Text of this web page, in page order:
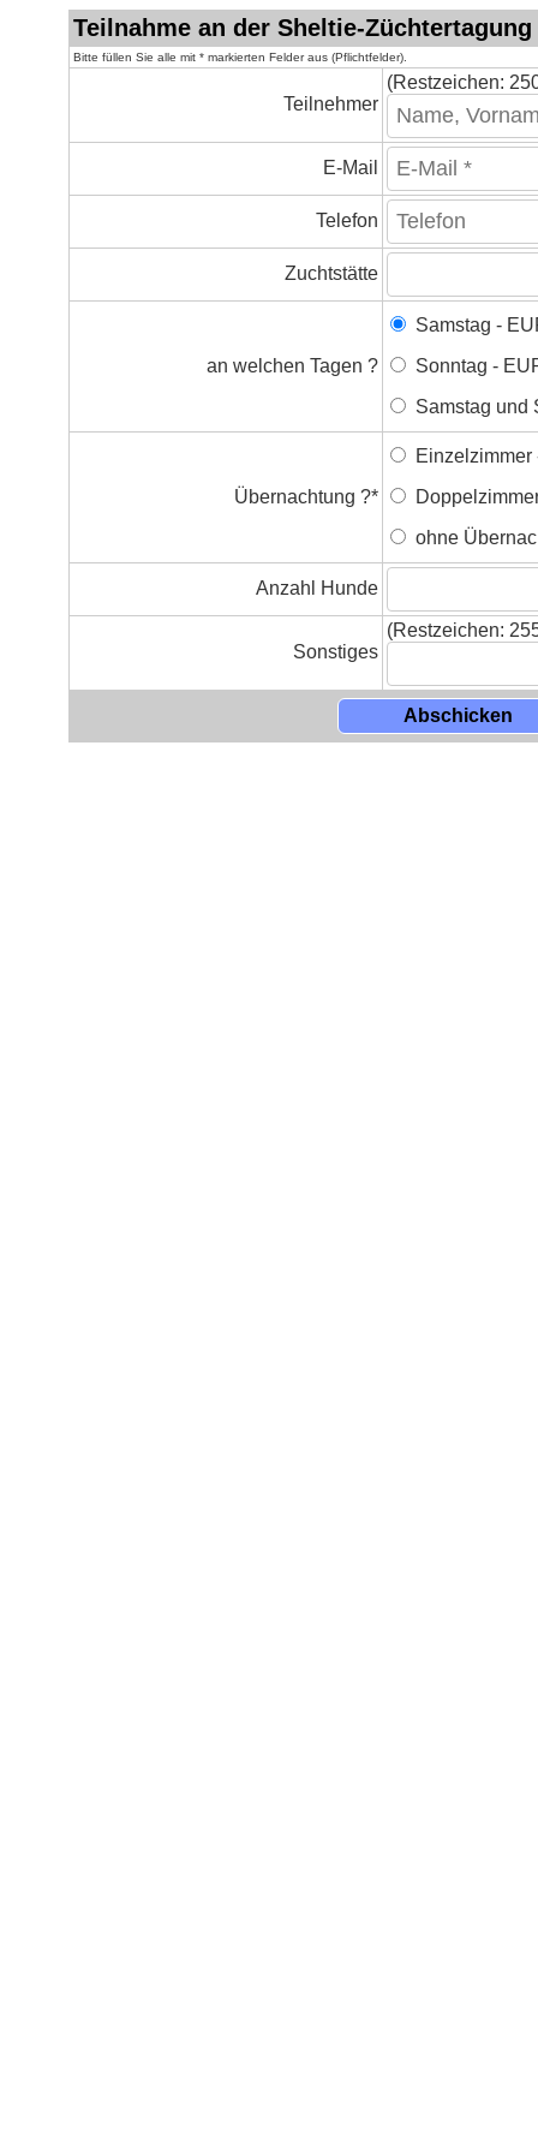
Teilnahme an der Sheltie-
Bitte füllen Sie alle mit * markierten Felder aus (Pflichtfelder).
Teilnehmer
(Restzeichen:
E-Mail
Telefon
Zuchtstätte
an welchen Tagen ?
Samstag -
Sonntag -
Samstag und
Übernachtung ?*
Einzelzimmer
ohne
Anzahl Hunde
Sonstiges
(Restzeichen: